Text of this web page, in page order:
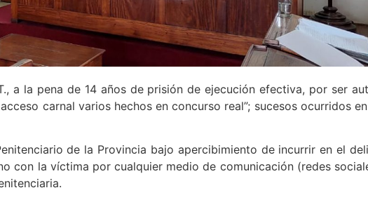
a la pena de 14 años de prisión de ejecución efectiva, por ser
carnal varios hechos en concurso real”; sucesos ocurridos
de la Provincia bajo apercibimiento de incurrir en el
con la víctima por cualquier medio de comunicación (redes